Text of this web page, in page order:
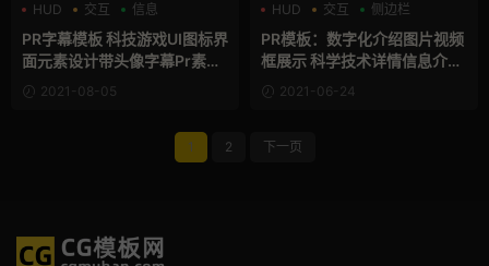
HUD
交互 信息
PR字幕模板 科技游戏UI图标界
面元素设计带头像字幕Pr素材
HUD Lower Thirds 1
2021-08-05
HUD
交互 侧边栏
PR模板：数字化介绍图片视频
框展示 科学技术详情信息介绍
侧边栏模板 Digital Slidesho
2021-06-24
1 2 下一页